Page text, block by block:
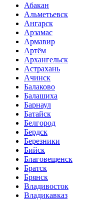
Абакан
Альметьевск
Ангарск
Арзамас
Армавир
Артём
Архангельск
Астрахань
Ачинск
Балаково
Балашиха
Барнаул
Батайск
Белгород
Бердск
Березники
Бийск
Благовещенск
Братск
Брянск
Владивосток
Владикавказ